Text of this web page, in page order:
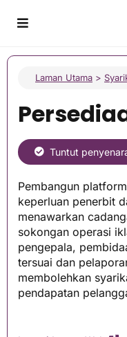
Laman Utama >
Tuntut
Pembangun
keperluan penerbit
menawarkan
sokongan operasi
pengepala,
tersuai dan
membolehkan
pendapatan